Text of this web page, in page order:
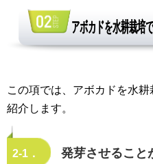
アボカドを水耕栽培
この項では、アボカドを水
紹介します。
2-1． 発芽させること